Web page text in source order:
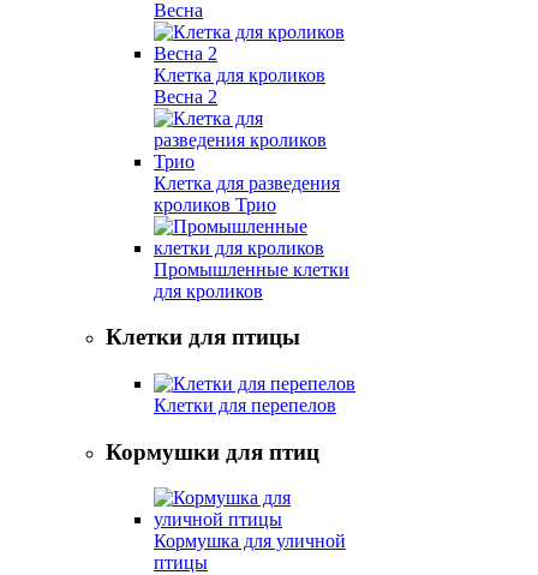
Весна
Клетка для кроликов
Весна 2
Клетка для разведения
кроликов Трио
Промышленные клетки
для кроликов
Клетки для птицы
Клетки для перепелов
Кормушки для птиц
Кормушка для уличной
птицы